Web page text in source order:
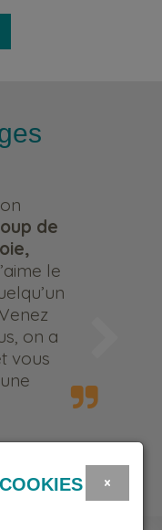
de
le
on a
vous
×